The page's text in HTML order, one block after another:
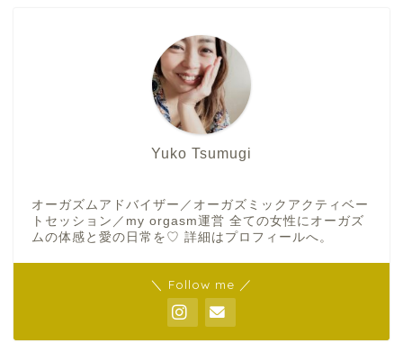
Yuko Tsumugi
オーガズムアドバイザー／オーガズミックアクティベー
トセッション／my orgasm運営 全ての女性にオーガズ
ムの体感と愛の日常を♡ 詳細はプロフィールへ。
＼ Follow me ／